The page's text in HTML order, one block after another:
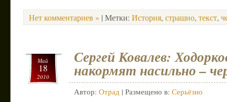
Нет комментариев » | Метки: История, страшно, текст,
Май
18
2010
Сергей Ковалев:
накормят насильно –
Автор: Отрад | Размещено в: Серьёзно